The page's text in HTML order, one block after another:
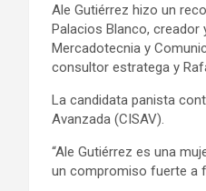
Ale Gutiérrez hizo un
Palacios Blanco, creador
Mercadotecnia y
consultor estratega y
La candidata panista
Avanzada (CISAV).
“Ale Gutiérrez es una
un compromiso fuerte a